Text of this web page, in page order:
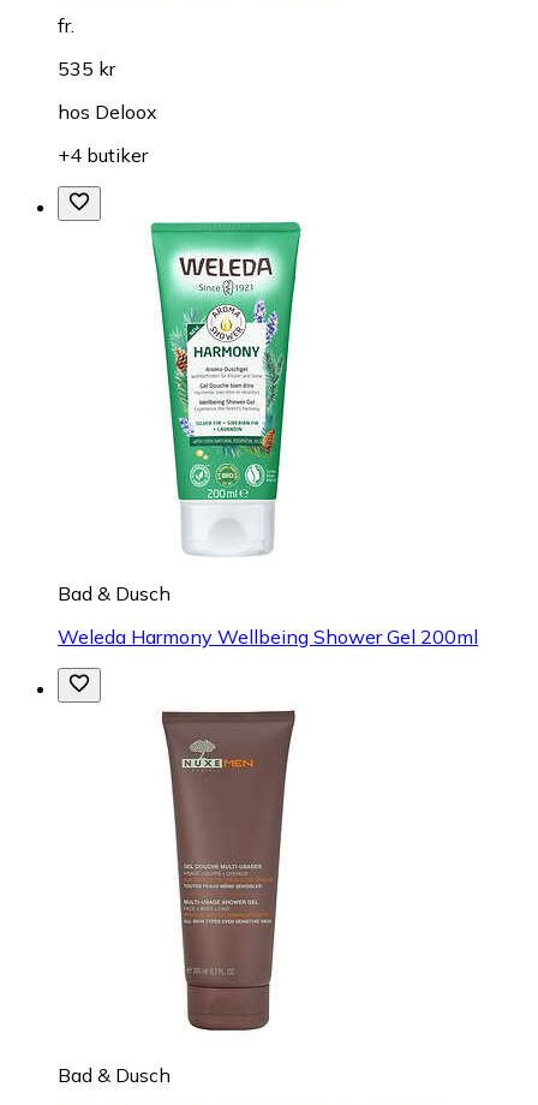
fr.
535 kr
hos Deloox
+4 butiker
Bad & Dusch
Weleda Harmony Wellbeing Shower Gel 200ml
Bad & Dusch